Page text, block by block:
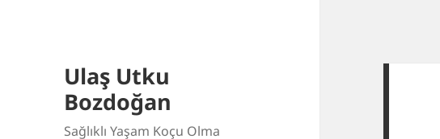
Ulaş Utku
Bozdoğan
Sağlıklı Yaşam Koçu Olma